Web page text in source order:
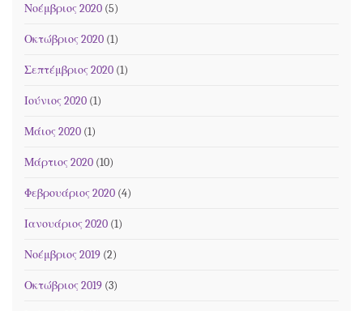
Νοέμβριος 2020 (5)
Οκτώβριος 2020 (1)
Σεπτέμβριος 2020 (1)
Ιούνιος 2020 (1)
Μάιος 2020 (1)
Μάρτιος 2020 (10)
Φεβρουάριος 2020 (4)
Ιανουάριος 2020 (1)
Νοέμβριος 2019 (2)
Οκτώβριος 2019 (3)